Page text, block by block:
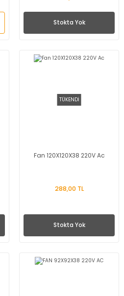
Stokta Yok
TÜKENDİ
Fan 120X120X38 220V Ac
288,00 TL
Stokta Yok